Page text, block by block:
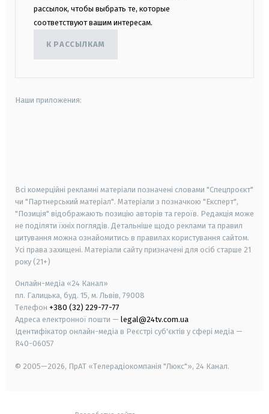
рассылок, чтобы выбрать те, которые
соответствуют вашим интересам.
К РАССЫЛКАМ
Наши приложения:
Всі комерційні рекламні матеріали позначені словами "Спецпроєкт"
чи "Партнерський матеріал". Матеріали з позначкою "Експерт",
"Позиція" відображають позицію авторів та героїв. Редакція може
не поділяти їхніх поглядів. Детальніше щодо реклами та правил
цитування можна ознайомитись в правилах користування сайтом.
Усі права захищені. Матеріали сайту призначені для осіб старше 21
року (21+)
Онлайн-медіа «24 Канал»
пл. Галицька, буд. 15, м. Львів, 79008
Телефон +380 (32) 229-77-77
Адреса електронної пошти — legal@24tv.com.ua
Ідентифікатор онлайн-медіа в Реєстрі суб'єктів у сфері медіа —
R40-06057
© 2005—2026, ПрАТ «Телерадіокомпанія "Люкс"», 24 Канал.